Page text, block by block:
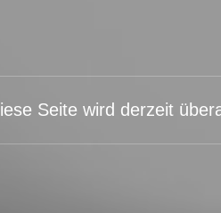
Seite wird derzeit